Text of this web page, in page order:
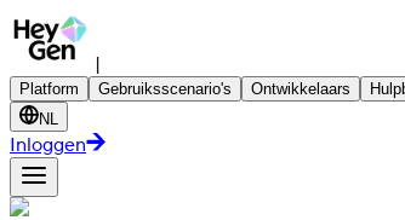
|
Platform Gebruiksscenario's Ontwikkelaars
NL
Inloggen